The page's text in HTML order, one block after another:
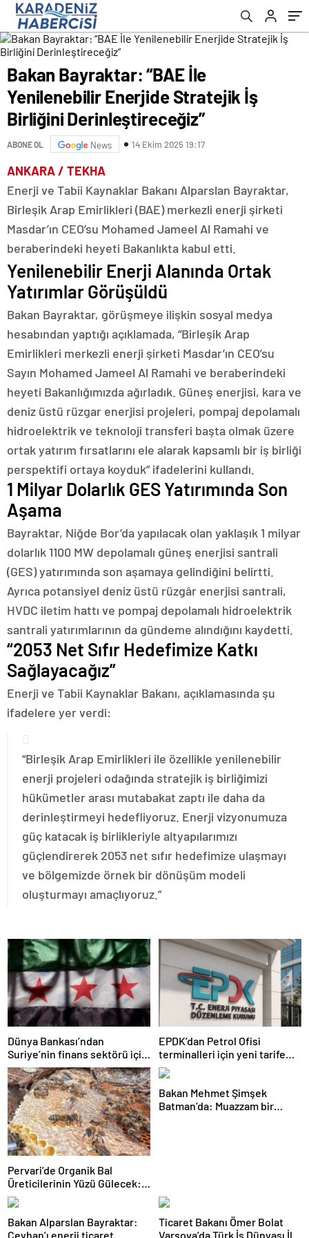
Derinleştireceğiz”
Bakan Bayraktar: “BAE İle
Yenilenebilir Enerjide Stratejik İş
Birliğini Derinleştireceğiz”
ABONE OL News 14 Ekim 2025 19:17
ANKARA / TEKHA
Enerji ve Tabii Kaynaklar Bakanı Alparslan Bayraktar,
Birleşik Arap Emirlikleri (BAE) merkezli enerji şirketi
Masdar’ın CEO’su Mohamed Jameel Al Ramahi ve
beraberindeki heyeti Bakanlıkta kabul etti.
Yenilenebilir Enerji Alanında Ortak
Yatırımlar Görüşüldü
Bakan Bayraktar, görüşmeye ilişkin sosyal medya
hesabından yaptığı açıklamada, “Birleşik Arap
Emirlikleri merkezli enerji şirketi Masdar’ın CEO’su
Sayın Mohamed Jameel Al Ramahi ve beraberindeki
heyeti Bakanlığımızda ağırladık. Güneş enerjisi, kara ve
deniz üstü rüzgar enerjisi projeleri, pompaj depolamalı
hidroelektrik ve teknoloji transferi başta olmak üzere
ortak yatırım fırsatlarını ele alarak kapsamlı bir iş birliği
perspektifi ortaya koyduk” ifadelerini kullandı.
1 Milyar Dolarlık GES Yatırımında Son
Aşama
Bayraktar, Niğde Bor’da yapılacak olan yaklaşık 1 milyar
dolarlık 1100 MW depolamalı güneş enerjisi santrali
(GES) yatırımında son aşamaya gelindiğini belirtti.
Ayrıca potansiyel deniz üstü rüzgâr enerjisi santrali,
HVDC iletim hattı ve pompaj depolamalı hidroelektrik
santrali yatırımlarının da gündeme alındığını kaydetti.
“2053 Net Sıfır Hedefimize Katkı
Sağlayacağız”
Enerji ve Tabii Kaynaklar Bakanı, açıklamasında şu
ifadelere yer verdi:
“Birleşik Arap Emirlikleri ile özellikle yenilenebilir
enerji projeleri odağında stratejik iş birliğimizi
hükümetler arası mutabakat zaptı ile daha da
derinleştirmeyi hedefliyoruz. Enerji vizyonumuza
güç katacak iş birlikleriyle altyapılarımızı
güçlendirerek 2053 net sıfır hedefimize ulaşmayı
ve bölgemizde örnek bir dönüşüm modeli
oluşturmayı amaçlıyoruz.”
Dünya Bankası’ndan
Suriye’nin finans sektörü için
100 milyon dolarlık hibe
EPDK’dan Petrol Ofisi
terminalleri için yeni tarife
kararı
Pervari’de Organik Bal
Üreticilerinin Yüzü Gülecek:
Bu Yıl Rekolte İyi Seviyede
Bekleniyor
Bakan Mehmet Şimşek
Batman’da: Muazzam bir
Bakan Alparslan Bayraktar:
Ceyhan’ı enerji ticaret
Ticaret Bakanı Ömer Bolat
Varşova’da Türk İş Dünyası İle